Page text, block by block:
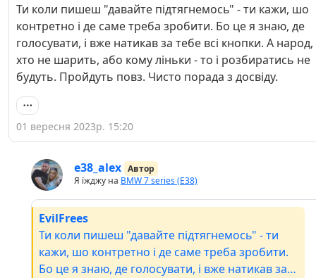
Ти коли пишеш "давайте підтягнемось" - ти кажи, шо
контретно і де саме треба зробити. Бо це я знаю, де
голосувати, і вже натикав за тебе всі кнопки. А народ,
хто не шарить, або кому ліньки - то і розбиратись не
будуть. Пройдуть повз. Чисто порада з досвіду.
01 вересня 2023р. 15:20
e38_alex Автор
Я їжджу на BMW 7 series (E38)
EvilFrees
Ти коли пишеш "давайте підтягнемось" - ти
кажи, шо контретно і де саме треба зробити.
Бо це я знаю, де голосувати, і вже натикав за